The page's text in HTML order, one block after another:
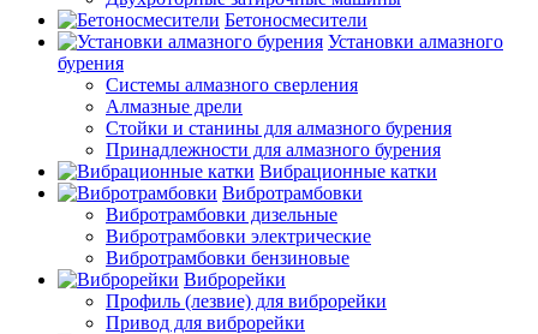
Бетоносмесители
Установки алмазного
бурения
Системы алмазного сверления
Алмазные дрели
Стойки и станины для алмазного бурения
Принадлежности для алмазного бурения
Вибрационные катки
Вибротрамбовки
Вибротрамбовки дизельные
Вибротрамбовки электрические
Вибротрамбовки бензиновые
Виброрейки
Профиль (лезвие) для виброрейки
Привод для виброрейки